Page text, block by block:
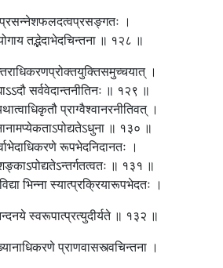
।
तद्भेदाभेदचिन्तना ॥ १२८ ॥
।
सर्ववेदान्तनीतिनः ॥ १२९ ॥
प्राग्वैश्वानरनीतिवत् ।
॥ १३० ॥
रूपभेदनिदानतः ।
॥ १३१ ॥
भिन्ना स्यात्प्रक्रियारूपभेदतः ।
स्वरूपात्प्रत्युदीर्यते ॥ १३२ ॥
प्राणवासस्त्वचिन्तना ।